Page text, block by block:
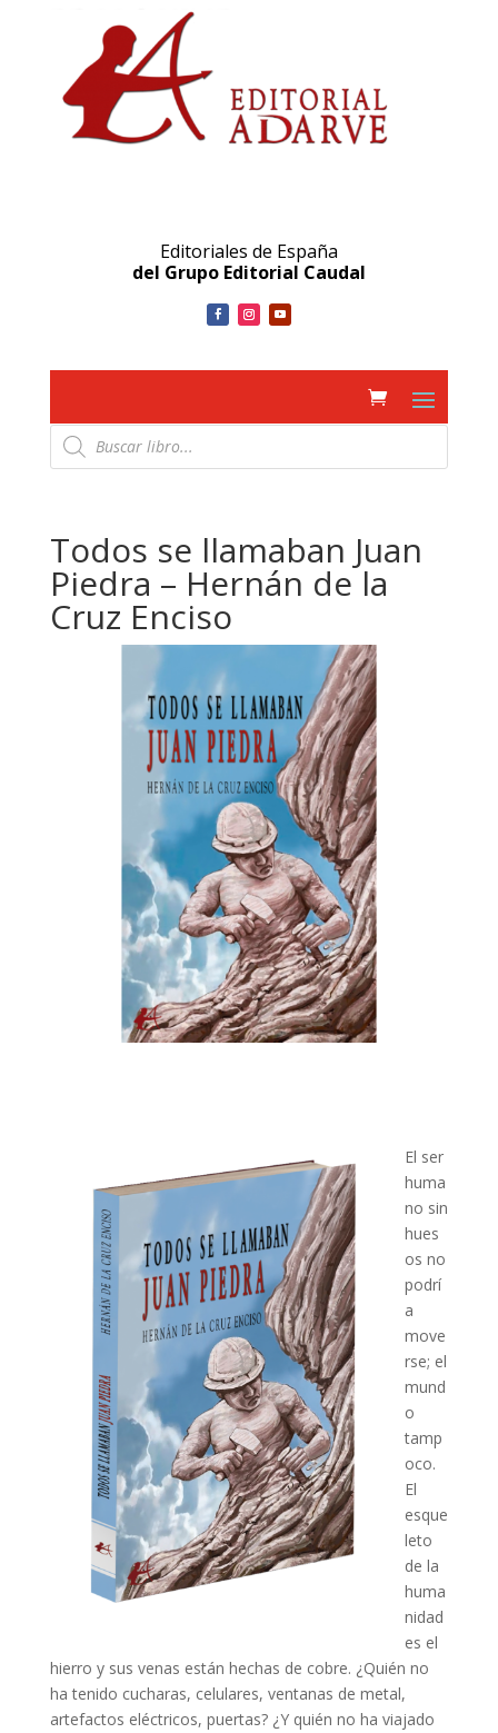
Editoriales de España
del Grupo Editorial Caudal
Búsqueda
de
productos
Todos se llamaban Juan
Piedra – Hernán de la
Cruz Enciso
El ser
huma
no sin
hues
os no
podrí
a
move
rse; el
mund
o
tamp
oco.
El
esque
leto
de la
huma
nidad
es el
hierro y sus venas están hechas de cobre. ¿Quién no
ha tenido cucharas, celulares, ventanas de metal,
artefactos eléctricos, puertas? ¿Y quién no ha viajado